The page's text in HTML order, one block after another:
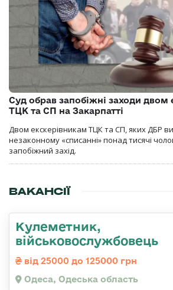
Суд обрав запобіжні заходи двом
ТЦК та СП на Закарпатті
Двом екскерівникам ТЦК та СП, яких ДБР
незаконному «списанні» понад тисячі
запобіжний захід.
ВАКАНСІЇ
Кулеметник,
військовослужбовець
від 25000 до 125000 грн
Одеса, Одеська область